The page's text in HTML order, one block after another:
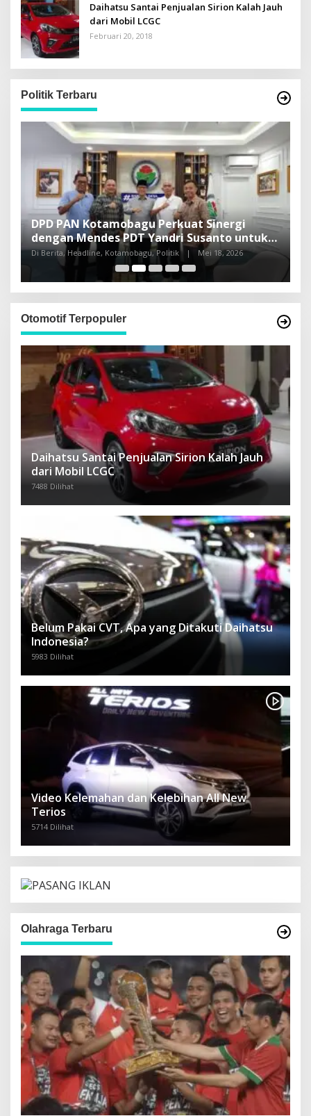
Daihatsu Santai Penjualan Sirion Kalah Jauh
dari Mobil LCGC
Februari 20, 2018
Politik Terbaru
DPD PAN Kotamobagu Perkuat Sinergi
dengan Mendes PDT Yandri Susanto untuk
Pembangunan Sulut
Di Berita, Headline, Kotamobagu, Politik | Mei 18, 2026
Otomotif Terpopuler
Daihatsu Santai Penjualan Sirion Kalah Jauh
dari Mobil LCGC
7488 Dilihat
Belum Pakai CVT, Apa yang Ditakuti Daihatsu
Indonesia?
5983 Dilihat
Video Kelemahan dan Kelebihan All New
Terios
5714 Dilihat
Olahraga Terbaru